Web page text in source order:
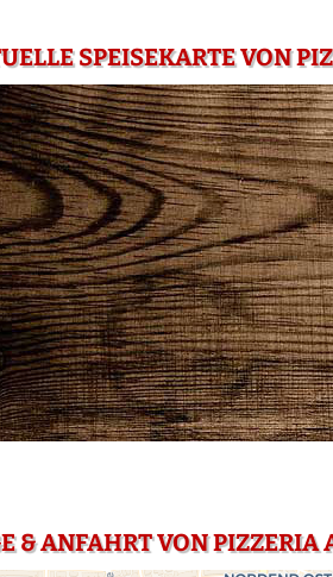
SPEISEKARTE VON
& ANFAHRT VON